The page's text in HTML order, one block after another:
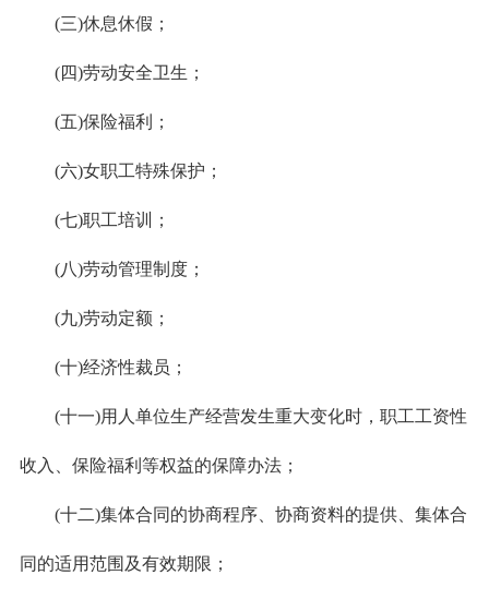
(三)休息休假；
(四)劳动安全卫生；
(五)保险福利；
(六)女职工特殊保护；
(七)职工培训；
(八)劳动管理制度；
(九)劳动定额；
(十)经济性裁员；
(十一)用人单位生产经营发生重大变化时，职工工资性
收入、保险福利等权益的保障办法；
(十二)集体合同的协商程序、协商资料的提供、集体合
同的适用范围及有效期限；